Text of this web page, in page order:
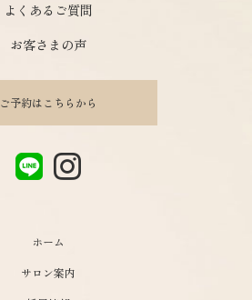
よくあるご質問
お客さまの声
ご予約はこちらから
ホーム
サロン案内